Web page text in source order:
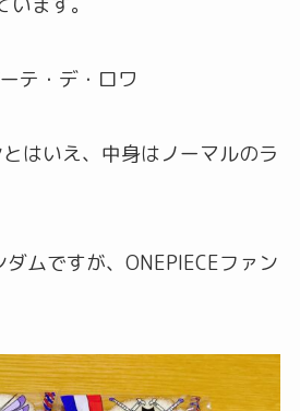
テ・デ・ロワ
はいえ、中身はノーマルのラ
ムですが、ONEPIECEファン